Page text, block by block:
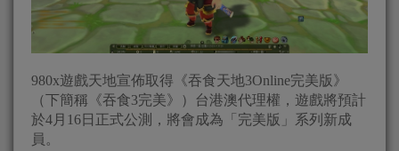
980x遊戲天地宣佈取得《吞食天地3Online完美版》
（下簡稱《吞食3完美》）台港澳代理權，遊戲將預計
於4月16日正式公測，將會成為「完美版」系列新成
員。